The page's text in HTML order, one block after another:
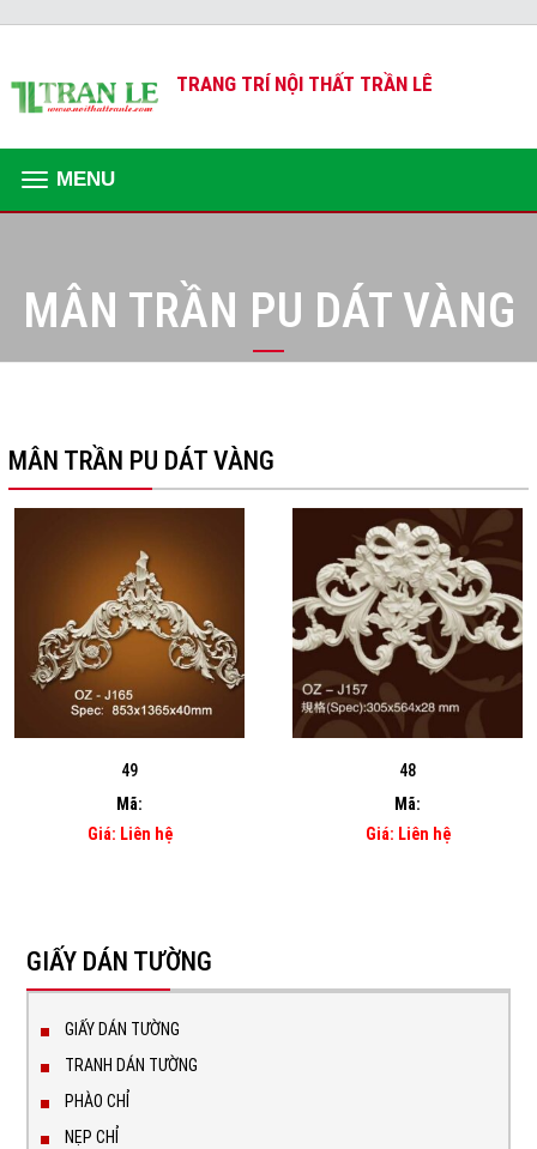
TRANG TRÍ NỘI THẤT TRẦN LÊ
MENU
MÂN TRẦN PU DÁT VÀNG
MÂN TRẦN PU DÁT VÀNG
49
Mã:
Giá: Liên hệ
48
Mã:
Giá: Liên hệ
GIẤY DÁN TƯỜNG
GIẤY DÁN TƯỜNG
TRANH DÁN TƯỜNG
PHÀO CHỈ
NẸP CHỈ